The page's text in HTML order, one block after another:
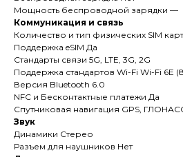
Мощность беспроводной зарядки —
Коммуникация и связь
Количество и тип физических SIM
Поддержка eSIM Да
Стандарты связи 5G, LTE, 3G, 2G
Поддержка стандартов Wi-Fi Wi-Fi 6E
Версия Bluetooth 6.0
NFC и Бесконтактные платежи Да
Спутниковая навигация GPS,
Звук
Динамики Стерео
Разъем для наушников Нет